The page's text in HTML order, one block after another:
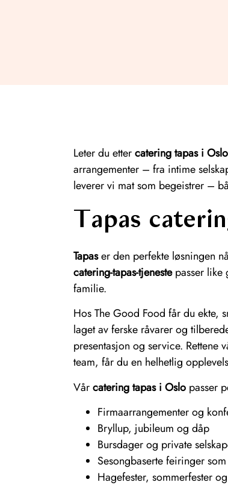
Leter du ettercatering tapas i Oslo
arrangementer – fra intime
leverer vi mat som begeistrer –
Tapas
Tapaser den perfekte løsningen
catering-tapas-tjenestepasser like
familie.
Hos The Good Food får du ekte,
laget av ferske råvarer og
presentasjon og service. Rettene
team, får du en helhetlig
Vårcatering tapas i Oslo passer
Firmaarrangementer og
Bryllup, jubileum og dåp
Bursdager og private
Sesongbaserte feiringer
Hagefester, sommerfester